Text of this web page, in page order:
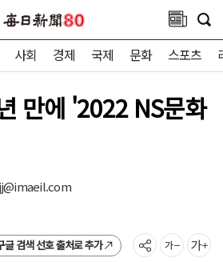
사회 경제 국제 문화 스포츠
만에 '2022 NS문화
글 검색 선호 출처로 추가